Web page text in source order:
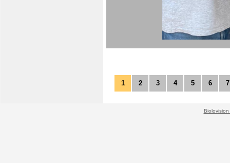
1 2 3 4 5 6 7
Biolovision